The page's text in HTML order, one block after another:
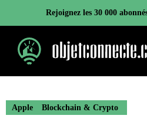
contenu
Rejoignez les 30 000
Apple Blockchain & Crypto